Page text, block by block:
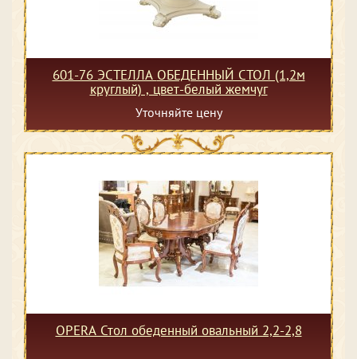
601-76 ЭСТЕЛЛА ОБЕДЕННЫЙ СТОЛ (1,2м
круглый) , цвет-белый жемчуг
Уточняйте цену
OPERA Стол обеденный овальный 2,2-2,8